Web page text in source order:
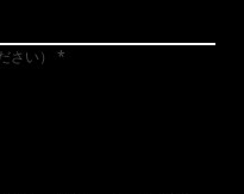
い）